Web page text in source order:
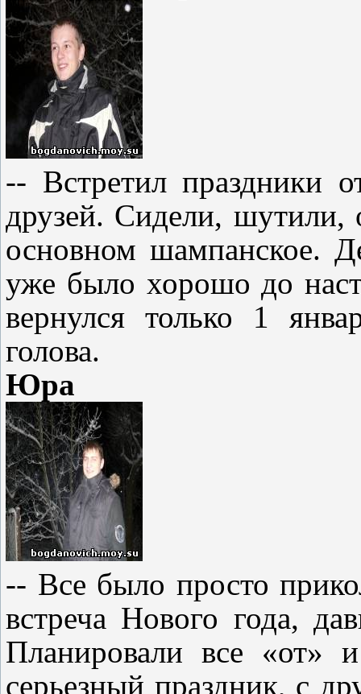
-- Встретил праздники
друзей. Сидели, шутили,
основном шампанское.
уже было хорошо до
вернулся только 1
голова.
Юра
-- Все было просто
встреча Нового года,
Планировали все «от»
серьезный праздник, с